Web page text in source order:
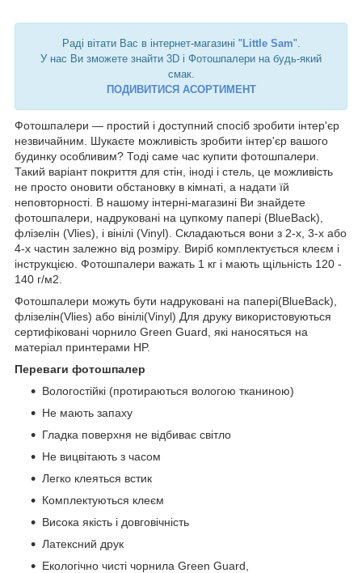
Раді вітати Вас в інтернет-магазині " Little Sam".
У нас Ви зможете знайти 3D і Фотошпалери на будь-який
смак.
ПОДИВИТИСЯ АСОРТИМЕНТ
Фотошпалери — простий і доступний спосіб зробити інтер'єр
незвичайним. Шукаєте можливість зробити інтер'єр вашого
будинку особливим? Тоді саме час купити фотошпалери.
Такий варіант покриття для стін, іноді і стель, це можливість
не просто оновити обстановку в кімнаті, а надати їй
неповторності. В нашому інтерні-магазині Ви знайдете
фотошпалери, надруковані на цупкому папері (BlueBack),
флізелін (Vlies), і вінілі (Vinyl). Складаються вони з 2-х, 3-х або
4-х частин залежно від розміру. Виріб комплектується клеєм і
інструкцією. Фотошпалери важать 1 кг і мають щільність 120 -
140 г/м2.
Фотошпалери можуть бути надруковані на папері(BlueBack),
флізелін(Vlies) або вінілі(Vinyl) Для друку використовуються
сертифіковані чорнило Green Guard, які наносяться на
матеріал принтерами HP.
Переваги фотошпалер
Вологостійкі (протираються вологою тканиною)
Не мають запаху
Гладка поверхня не відбиває світло
Не вицвітають з часом
Легко клеяться встик
Комплектуються клеєм
Висока якість і довговічність
Латексний друк
Екологічно чисті чорнила Green Guard,